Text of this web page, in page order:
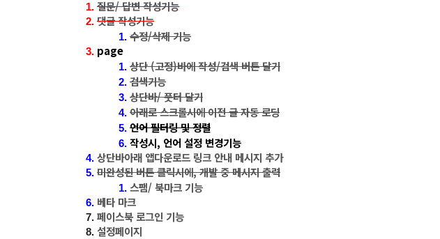
질문/ 답변 작성기능
댓글 작성기능
수정/삭제 기능
page
상단 (고정)바에 작성/검색 버튼 달기
검색기능
상단바/ 풋터 달기
아래로 스크롤시에 이전 글 자동 로딩
언어 필터링 및 정렬
작성시, 언어 설정 변경기능
상단바아래 앱다운로드 링크 안내 메시지 추가
미완성된 버튼 클릭시에, 개발 중 메시지 출력
스팸/ 북마크 기능
베타 마크
페이스북 로그인 기능
설정페이지